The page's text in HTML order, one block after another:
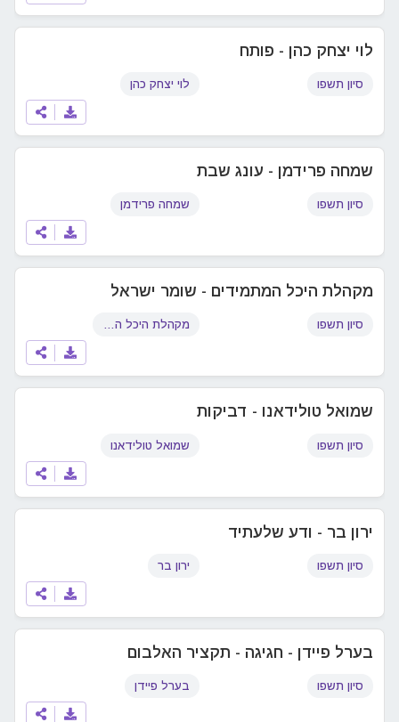
לוי יצחק כהן - פותח
סיון תשפו לוי יצחק כהן
שמחה פרידמן - עונג שבת
סיון תשפו שמחה פרידמן
מקהלת היכל המתמידים - שומר ישראל
סיון תשפו מקהלת היכל המתמידים
שמואל טולידאנו - דביקות
סיון תשפו שמואל טולידאנו
ירון בר - ודע שלעתיד
סיון תשפו ירון בר
בערל פיידן - חגיגה - תקציר האלבום
סיון תשפו בערל פיידן